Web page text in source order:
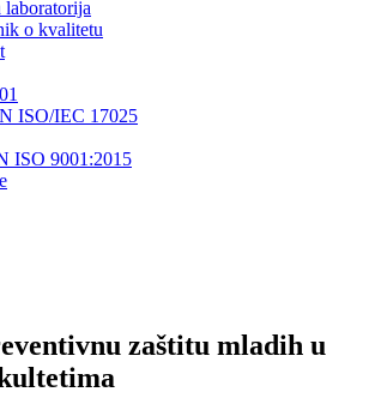
o kvalitetu
ISO/IEC 17025
ISO 9001:2015
zaštitu mladih u